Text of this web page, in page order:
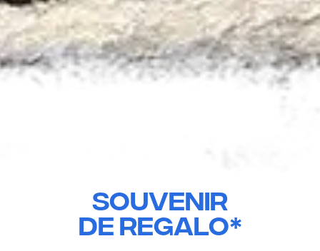
souvenir
de REGALO*